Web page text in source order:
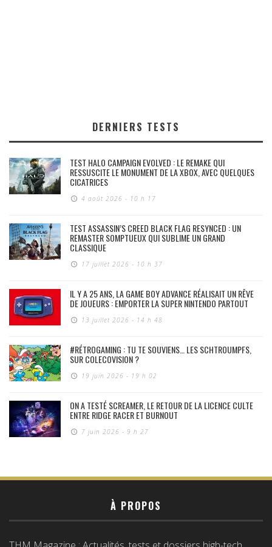
DERNIERS TESTS
TEST HALO CAMPAIGN EVOLVED : LE REMAKE QUI
RESSUSCITE LE MONUMENT DE LA XBOX, AVEC QUELQUES
CICATRICES
4 août 2026 - 10 h 17
TEST ASSASSIN’S CREED BLACK FLAG RESYNCED : UN
REMASTER SOMPTUEUX QUI SUBLIME UN GRAND
CLASSIQUE
17 juillet 2026 - 10 h 37
IL Y A 25 ANS, LA GAME BOY ADVANCE RÉALISAIT UN RÊVE
DE JOUEURS : EMPORTER LA SUPER NINTENDO PARTOUT
13 juillet 2026 - 14 h 48
#RÉTROGAMING : TU TE SOUVIENS… LES SCHTROUMPFS,
SUR COLECOVISION ?
19 juin 2026 - 19 h 02
ON A TESTÉ SCREAMER, LE RETOUR DE LA LICENCE CULTE
ENTRE RIDGE RACER ET BURNOUT
7 juin 2026 - 9 h 27
À PROPOS